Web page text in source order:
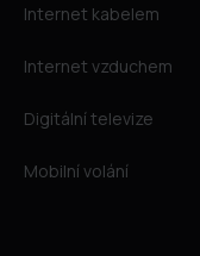
Internet kabelem
Internet vzduchem
Digitální televize
Mobilní volání